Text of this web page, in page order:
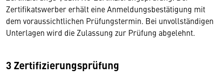
Zertifikatswerber erhält eine Anmeldungsbestätigung mit
dem voraussichtlichen Prüfungstermin. Bei unvollständigen
Unterlagen wird die Zulassung zur Prüfung abgelehnt.
3 Zertifizierungsprüfung